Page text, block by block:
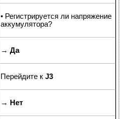
• Регистрируется ли напряжение
аккумулятора?
→ Да
Перейдите к J3
→ Нет